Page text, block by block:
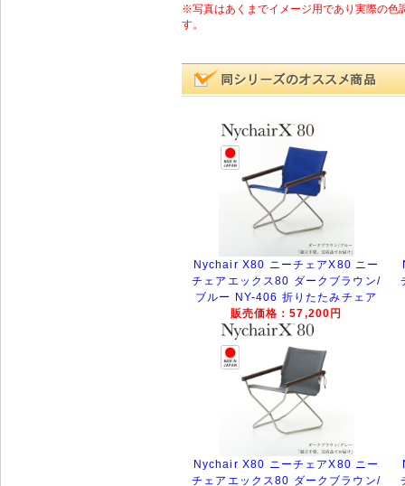
※写真はあくまでイメージ用であり実際の色
す。
Nychair X80 ニーチェアX80 ニー
チェアエックス80 ダークブラウン/
ブルー NY-406 折りたたみチェア
販売価格：57,200円
Nychair X80 ニーチェアX80 ニー
チェアエックス80 ダークブラウン/